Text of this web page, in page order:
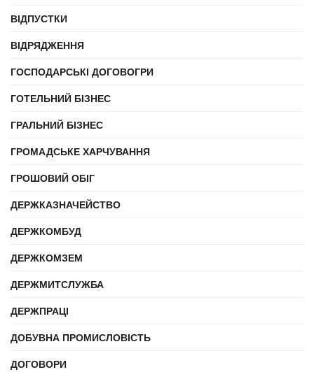
ВІДПУСТКИ
ВІДРЯДЖЕННЯ
ГОСПОДАРСЬКІ ДОГОВОГРИ
ГОТЕЛЬНИЙ БІЗНЕС
ГРАЛЬНИЙ БІЗНЕС
ГРОМАДСЬКЕ ХАРЧУВАННЯ
ГРОШОВИЙ ОБІГ
ДЕРЖКАЗНАЧЕЙСТВО
ДЕРЖКОМБУД
ДЕРЖКОМЗЕМ
ДЕРЖМИТСЛУЖБА
ДЕРЖПРАЦІ
ДОБУВНА ПРОМИСЛОВІСТЬ
ДОГОВОРИ